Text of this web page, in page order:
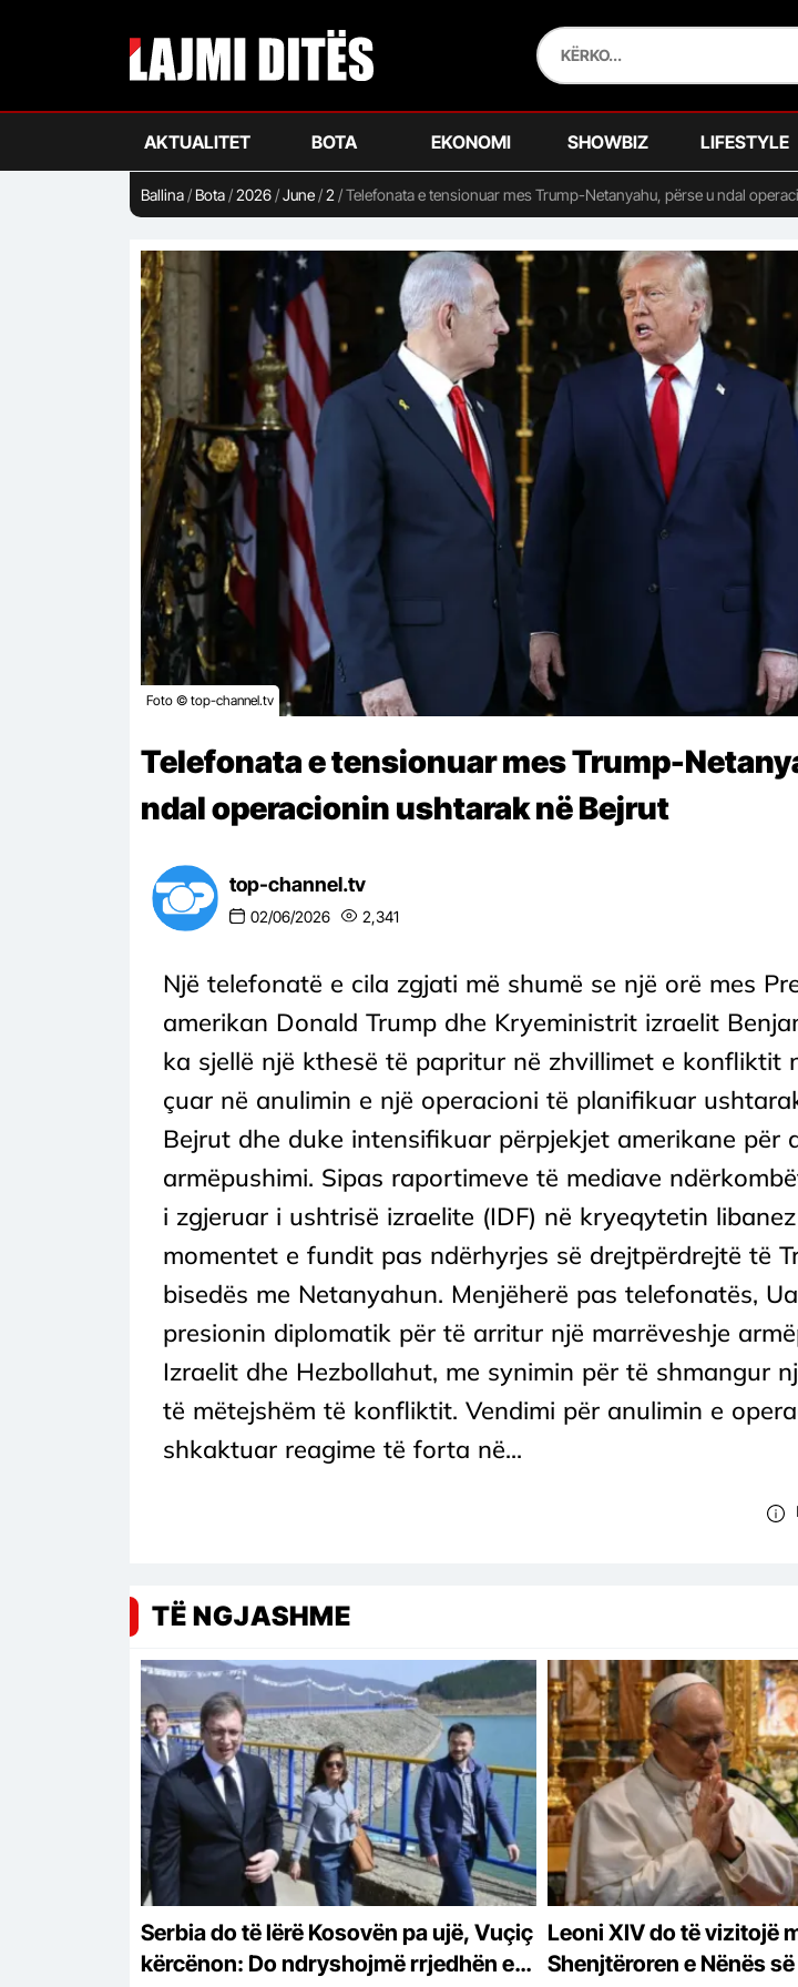
AKTUALITET BOTA EKONOMI SHOWBIZ LIFESTYLE
Ballina/ Bota/2026/June/2 /Telefonata e tensionuar mes Trump-Netanyahu, përse u ndal
Foto © top-channel.tv
Telefonata e tensionuar mes Trump-
ndal operacionin ushtarak në Bejrut
top-channel.tv
02/06/2026 2,341
Një telefonatë e cila zgjati më shumë se një orë mes
amerikan Donald Trump dhe Kryeministrit izraelit
ka sjellë një kthesë të papritur në zhvillimet e konfliktit
çuar në anulimin e një operacioni të planifikuar
Bejrut dhe duke intensifikuar përpjekjet amerikane për
armëpushimi. Sipas raportimeve të mediave
i zgjeruar i ushtrisë izraelite (IDF) në kryeqytetin
momentet e fundit pas ndërhyrjes së drejtpërdrejtë të
bisedës me Netanyahun. Menjëherë pas telefonatës,
presionin diplomatik për të arritur një marrëveshje
Izraelit dhe Hezbollahut, me synimin për të shmangur
të mëtejshëm të konfliktit. Vendimi për anulimin e
shkaktuar reagime të forta në...
TË NGJASHME
Serbia do të lërë Kosovën pa ujë, Vuçiç
kërcënon: Do ndryshojmë rrjedhën e
Leoni XIV do të vizitojë
Shenjtëroren e Nënës